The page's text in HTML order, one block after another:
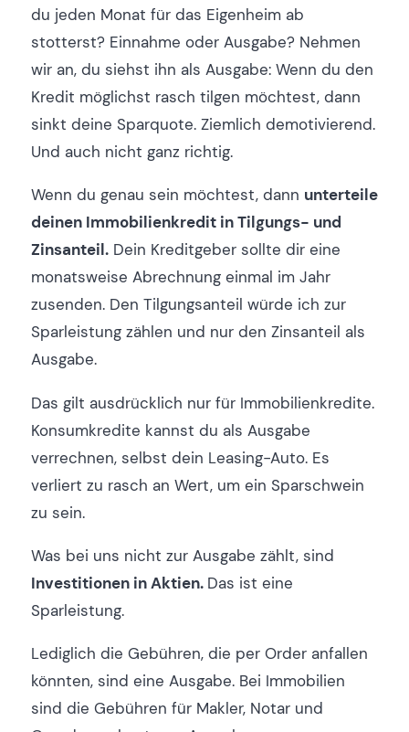
du jeden Monat für das Eigenheim ab
stotterst? Einnahme oder Ausgabe? Nehmen
wir an, du siehst ihn als Ausgabe: Wenn du den
Kredit möglichst rasch tilgen möchtest, dann
sinkt deine Sparquote. Ziemlich demotivierend.
Und auch nicht ganz richtig.
Wenn du genau sein möchtest, dann unterteile
deinen Immobilienkredit in Tilgungs- und
Zinsanteil.Dein Kreditgeber sollte dir eine
monatsweise Abrechnung einmal im Jahr
zusenden. Den Tilgungsanteil würde ich zur
Sparleistung zählen und nur den Zinsanteil als
Ausgabe.
Das gilt ausdrücklich nur für Immobilienkredite.
Konsumkredite kannst du als Ausgabe
verrechnen, selbst dein Leasing-Auto. Es
verliert zu rasch an Wert, um ein Sparschwein
zu sein.
Was bei uns nicht zur Ausgabe zählt, sind
Investitionen in Aktien. Das ist eine
Sparleistung.
Lediglich die Gebühren, die per Order anfallen
könnten, sind eine Ausgabe. Bei Immobilien
sind die Gebühren für Makler, Notar und